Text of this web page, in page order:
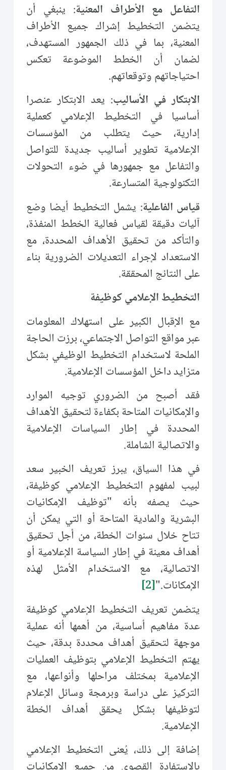
التفاعل مع الأطراف المعنية: ينبغي أن
يتضمن التخطيط إشراك جميع الأطراف
المعنية، بما في ذلك الجمهور المستهدف،
لضمان أن الخطط الموضوعة تعكس
احتياجاتهم وتوقعاتهم.
الابتكار في الأساليب: يعد الابتكار عنصرا
أساسيا في التخطيط الإعلامي كعملية
إدارية، حيث يتطلب من المؤسسات
الإعلامية تطوير أساليب جديدة للتواصل
والتفاعل مع جمهورها في ضوء التحولات
التكنولوجية المتسارعة.
قياس الفاعلية: يشمل التخطيط أيضا وضع
آليات دقيقة لقياس فعالية الخطط المنفذة،
والتأكد من تحقيق الأهداف المحددة، مع
الاستعداد لإجراء التعديلات الضرورية بناء
على النتائج المحققة.
التخطيط الإعلامي كوظيفة
مع الإقبال الكبير على استهلاك المعلومات
عبر مواقع التواصل الاجتماعي، برزت الحاجة
الملحة لاستخدام التخطيط الوظيفي بشكل
متزايد داخل المؤسسات الإعلامية.
فقد أصبح من الضروري توجيه الموارد
والإمكانيات المتاحة بكفاءة لتحقيق الأهداف
المحددة في إطار السياسات الإعلامية
والاتصالية الشاملة.
في هذا السياق، يبرز تعريف الخبير سعد
لبيب لمفهوم التخطيط الإعلامي كوظيفة،
حيث يصفه بأنه "توظيف الإمكانيات
البشرية والمادية المتاحة أو التي يمكن أن
تتاح خلال سنوات الخطة، من أجل تحقيق
أهداف معينة في إطار السياسة الإعلامية أو
الاتصالية، مع الاستخدام الأمثل لهذه
الإمكانات."[2]
يتضمن تعريف التخطيط الإعلامي كوظيفة
عدة مفاهيم أساسية، من أهمها أنه عملية
موجهة لتحقيق أهداف محددة بدقة، حيث
يهتم التخطيط الإعلامي بتوظيف العمليات
الإعلامية بمختلف مراحلها وأنواعها، مع
التركيز على دراسة وبرمجة وسائل الإعلام
لتوظيفها بشكل يحقق أهداف الخطة
الإعلامية.
إضافة إلى ذلك، يُعنى التخطيط الإعلامي